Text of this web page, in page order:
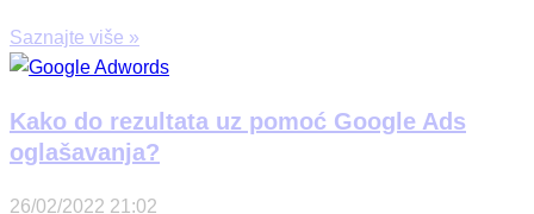
Saznajte više »
Kako do rezultata uz pomoć Google Ads
oglašavanja?
26/02/2022 21:02